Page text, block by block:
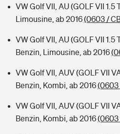
VW Golf VII, AU (GOLF VII 1.5
Limousine, ab 2016(0603 /
VW Golf VII, AU (GOLF VII 1.5
Benzin, Limousine, ab 2016
VW Golf VII, AUV (GOLF VII
Benzin, Kombi, ab 2016(0603
VW Golf VII, AUV (GOLF VII
Benzin, Kombi, ab 2016(0603